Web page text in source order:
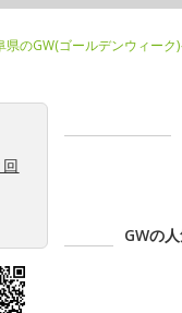
県のGW(ゴールデンウィー
GWの